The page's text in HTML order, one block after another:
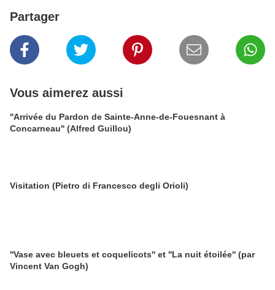
Partager
Vous aimerez aussi
''Arrivée du Pardon de Sainte-Anne-de-Fouesnant à
Concarneau'' (Alfred Guillou)
Visitation (Pietro di Francesco degli Orioli)
''Vase avec bleuets et coquelicots'' et ''La nuit étoilée'' (par
Vincent Van Gogh)